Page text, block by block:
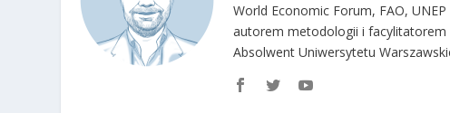
World Economic Forum, FAO,
autorem metodologii i
Absolwent Uniwersytetu